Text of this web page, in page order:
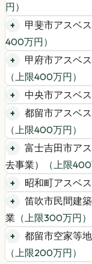
円）
甲斐市アスベ
400万円）
甲府市アスベ
（上限400万円）
中央市アスベ
都留市アスベ
（上限400万円）
富士吉田市ア
去事業）
（上限400
昭和町アスベ
笛吹市民間建
業 （上限300万円）
都留市空家等
（上限200万円）